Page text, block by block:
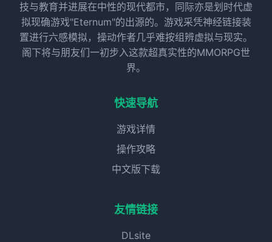
技与教育并进展在中性的现代都市，同际亦是划时代虚
拟现确游戏"Eternum"的出源的。游戏采凭神经链接装
置进行六感模拟，操动作者几乎难按组辨虚拟与现实。
阁下将与朋友们一初步入这款超真实性的MMORPG世
界。
快速导航
游戏详情
操作攻略
中文版下载
友情链接
DLsite